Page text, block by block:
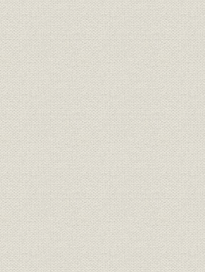
昭和22年度末の8大都市の電話
復旧状況
昭和22年
市外通話交換状況の推移 昭和20年
市外台交換成績(全国主要局) 昭和12年